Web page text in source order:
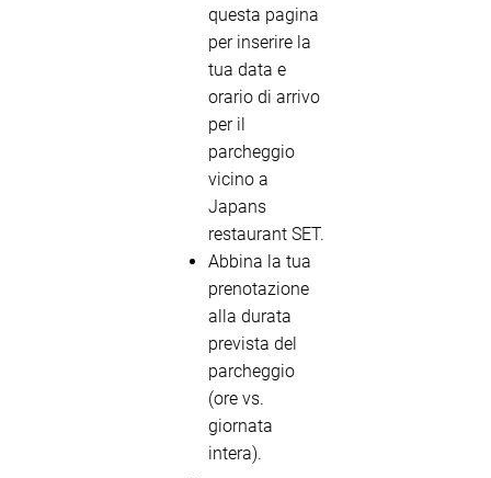
questa pagina
per inserire la
tua data e
orario di arrivo
per il
parcheggio
vicino a
Japans
restaurant SET.
Abbina la tua
prenotazione
alla durata
prevista del
parcheggio
(ore vs.
giornata
intera).